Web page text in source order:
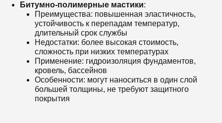
Битумно-полимерные мастики:
Преимущества: повышенная эластичность,
устойчивость к перепадам температур,
длительный срок службы
Недостатки: более высокая стоимость,
сложность при низких температурах
Применение: гидроизоляция фундаментов,
кровель, бассейнов
Особенности: могут наноситься в один слой
большей толщины, не требуют защитного
покрытия